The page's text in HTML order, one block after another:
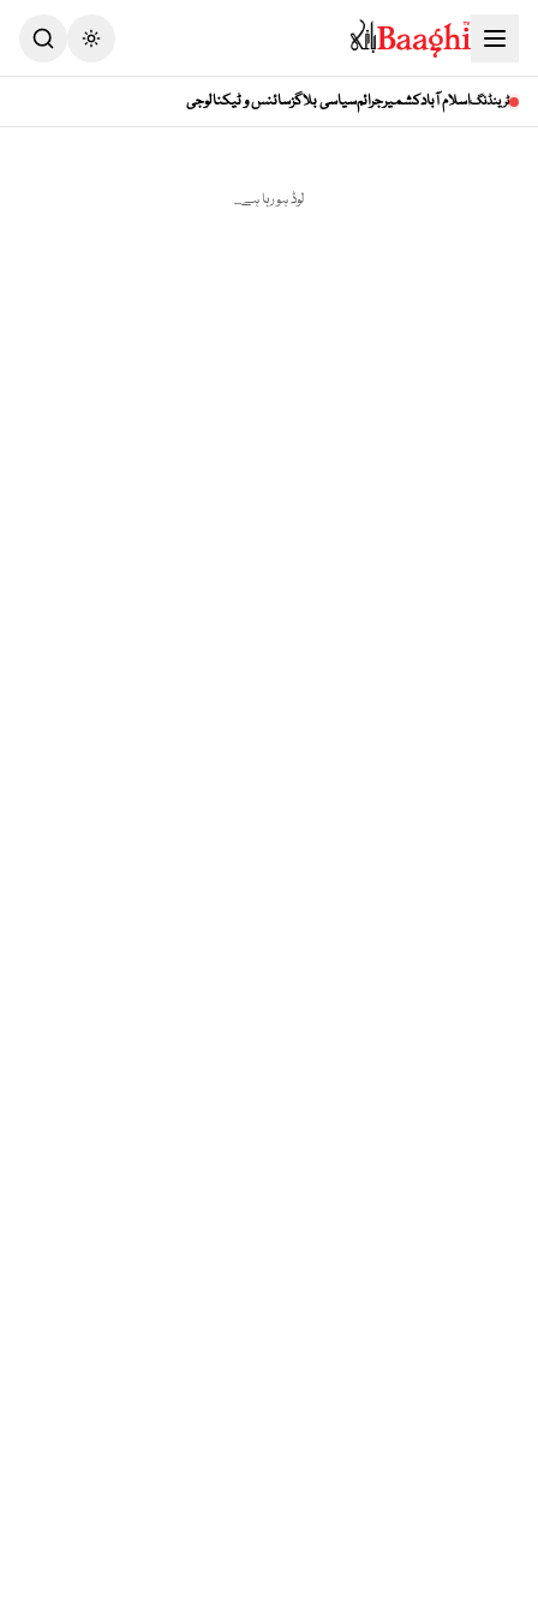
Toggle theme
ٹرینڈنگاسلام آبادکشمیرجرائمسیاسی بلاگزسائنس و ٹیکنالوجی
لوڈ ہو رہا ہے...